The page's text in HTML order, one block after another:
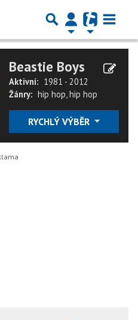
Beastie Boys
Aktivní: 1981 - 2012
Žánry: hip hop,hip hop
RYCHLÝ VÝBĚR